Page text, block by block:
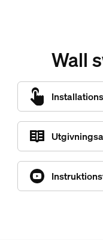
Wall